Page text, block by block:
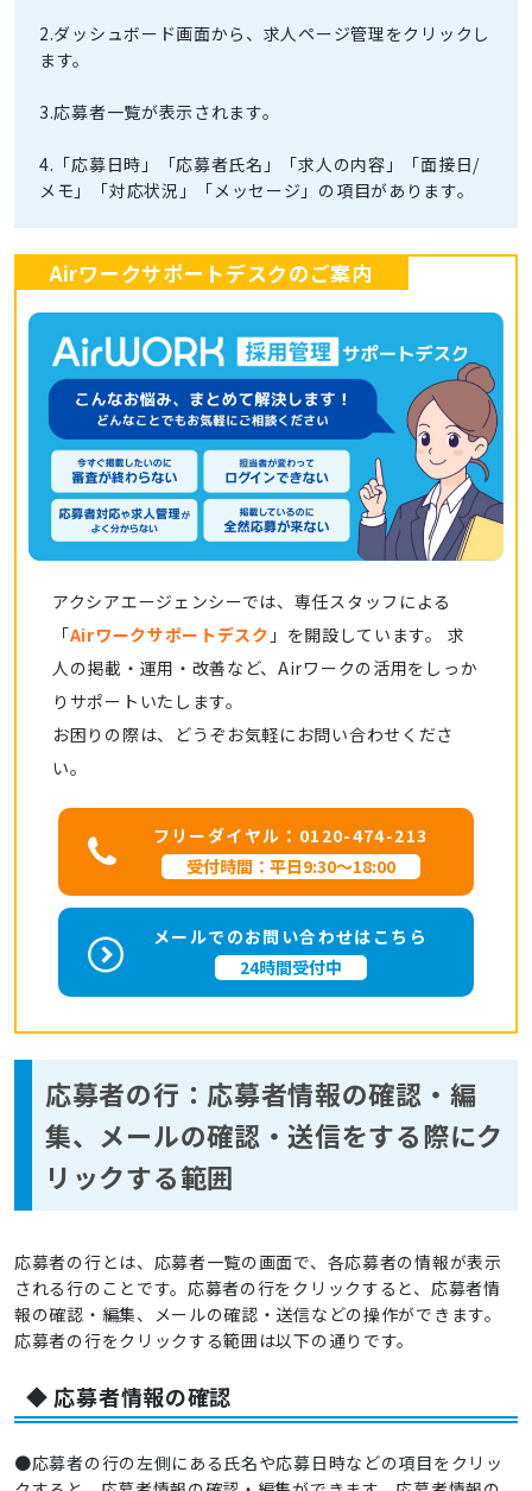
2.ダッシュボード画面から、求人ページ管理をクリックし
ます。
3.応募者一覧が表示されます。
4.「応募日時」「応募者氏名」「求人の内容」「面接日/
メモ」「対応状況」「メッセージ」の項目があります。
Airワークサポートデスクのご案内
アクシアエージェンシーでは、専任スタッフによる
「Airワークサポートデスク 」を開設しています。 求
人の掲載・運用・改善など、Airワークの活用をしっか
りサポートいたします。
お困りの際は、どうぞお気軽にお問い合わせくださ
い。
フリーダイヤル：0120-474-213
受付時間：平日9:30～18:00
メールでのお問い合わせはこちら
24時間受付中
応募者の行：応募者情報の確認・編
集、メールの確認・送信をする際にク
リックする範囲
応募者の行とは、応募者一覧の画面で、各応募者の情報が表示
される行のことです。応募者の行をクリックすると、応募者情
報の確認・編集、メールの確認・送信などの操作ができます。
応募者の行をクリックする範囲は以下の通りです。
◆ 応募者情報の確認
●応募者の行の左側にある氏名や応募日時などの項目をクリッ